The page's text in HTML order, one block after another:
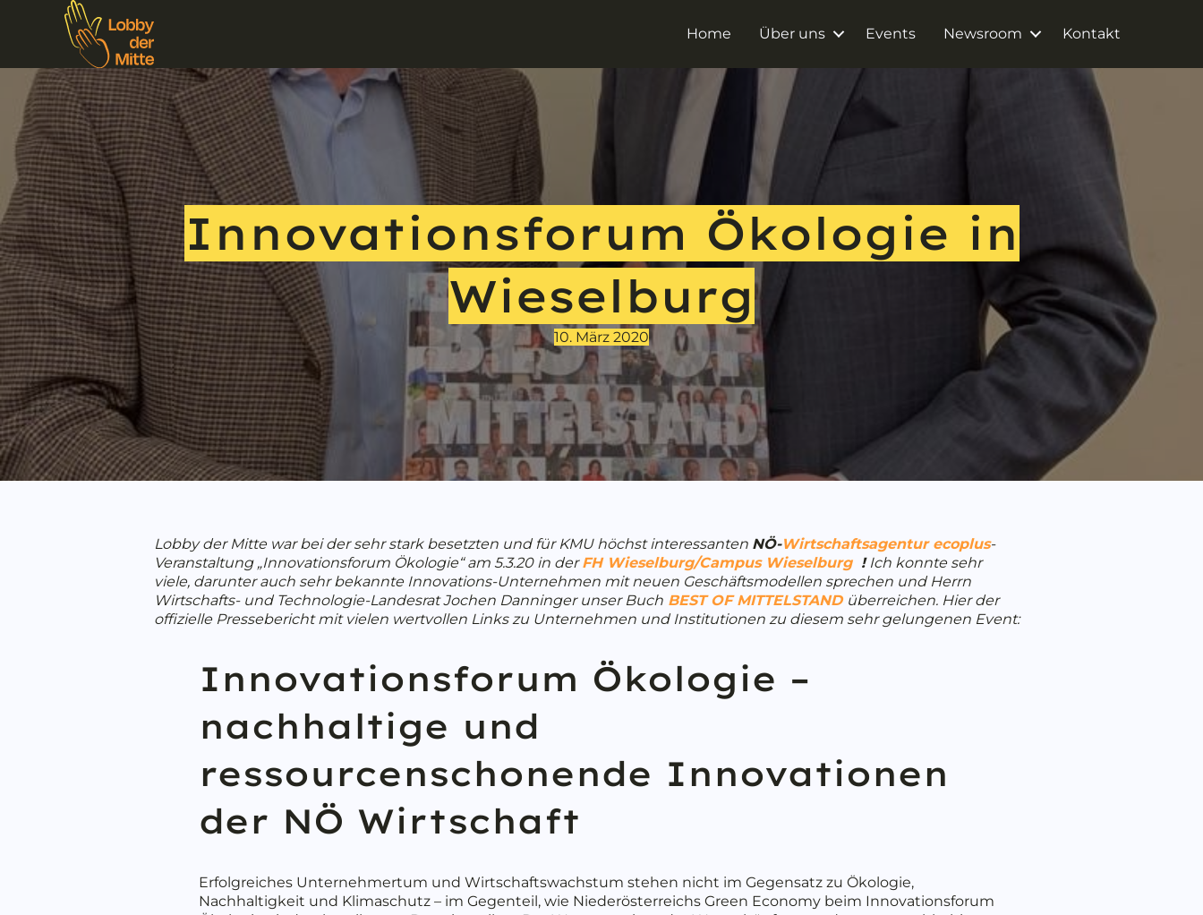
Home Über uns Events Newsroom Kontakt
Innovationsforum Ökologie in
Wieselburg
10. März 2020
Lobby der Mitte war bei der sehr stark besetzten und für KMU höchst interessanten NÖ-Wirtschaftsagentur ecoplus-
Veranstaltung „Innovationsforum Ökologie“ am 5.3.20 in derFH Wieselburg/Campus Wieselburg !Ich konnte sehr
viele, darunter auch sehr bekannte Innovations-Unternehmen mit neuen Geschäftsmodellen sprechen und Herrn
Wirtschafts- und Technologie-Landesrat Jochen Danninger unser Buch BEST OF MITTELSTAND überreichen. Hier der
offizielle Pressebericht mit vielen wertvollen Links zu Unternehmen und Institutionen zu diesem sehr gelungenen Event:
Innovationsforum Ökologie –
nachhaltige und
ressourcenschonende Innovationen
der NÖ Wirtschaft
Erfolgreiches Unternehmertum und Wirtschaftswachstum stehen nicht im Gegensatz zu Ökologie,
Nachhaltigkeit und Klimaschutz – im Gegenteil, wie Niederösterreichs Green Economy beim Innovationsforum